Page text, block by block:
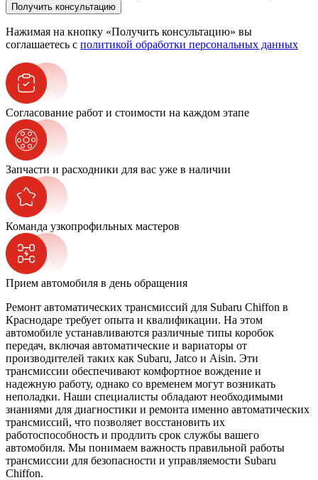
Получить консультацию
Нажимая на кнопку «Получить консультацию» вы
соглашаетесь с политикой обработки персональных данных
Согласование работ и стоимости на каждом этапе
Запчасти и расходники для вас уже в наличии
Команда узкопрофильных мастеров
Прием автомобиля в день обращения
Ремонт автоматических трансмиссий для Subaru Chiffon в
Краснодаре требует опыта и квалификации. На этом
автомобиле устанавливаются различные типы коробок
передач, включая автоматические и вариаторы от
производителей таких как Subaru, Jatco и Aisin. Эти
трансмиссии обеспечивают комфортное вождение и
надежную работу, однако со временем могут возникать
неполадки. Наши специалисты обладают необходимыми
знаниями для диагностики и ремонта именно автоматических
трансмиссий, что позволяет восстановить их
работоспособность и продлить срок службы вашего
автомобиля. Мы понимаем важность правильной работы
трансмиссии для безопасности и управляемости Subaru
Chiffon.